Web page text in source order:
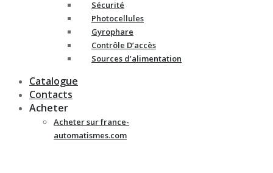
Sécurité
Photocellules
Gyrophare
Contrôle D’accès
Sources d’alimentation
Catalogue
Contacts
Acheter
Acheter sur france-
automatismes.com